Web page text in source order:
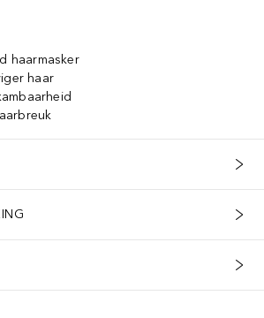
haarmasker
haar